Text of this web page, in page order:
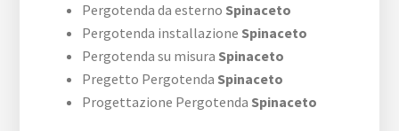
Pergotenda da esterno Spinaceto
Pergotenda installazione Spinaceto
Pergotenda su misura Spinaceto
Pregetto Pergotenda Spinaceto
Progettazione Pergotenda Spinaceto